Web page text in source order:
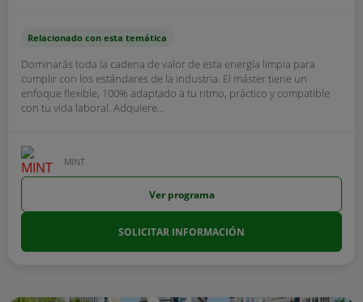
Relacionado con esta temática
Dominarás toda la cadena de valor de esta energía limpia para
cumplir con los estándares de la industria. El máster tiene un
enfoque flexible, 100% adaptado a tu ritmo, práctico y compatible
con tu vida laboral. Adquiere...
MINT
Ver programa
SOLICITAR INFORMACIÓN